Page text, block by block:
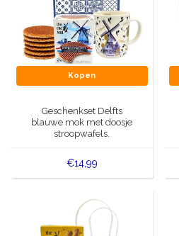
Kopen
Geschenkset Delfts
blauwe mok met doosje
stroopwafels.
€14,99